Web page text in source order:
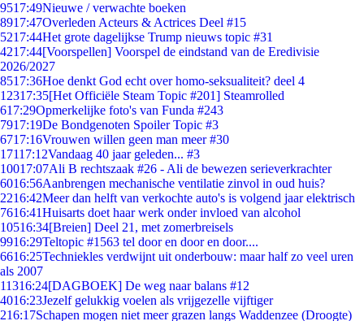
9517:49Nieuwe / verwachte boeken
8917:47Overleden Acteurs & Actrices Deel #15
5217:44Het grote dagelijkse Trump nieuws topic #31
4217:44[Voorspellen] Voorspel de eindstand van de Eredivisie
2026/2027
8517:36Hoe denkt God echt over homo-seksualiteit? deel 4
12317:35[Het Officiële Steam Topic #201] Steamrolled
617:29Opmerkelijke foto's van Funda #243
7917:19De Bondgenoten Spoiler Topic #3
6717:16Vrouwen willen geen man meer #30
17117:12Vandaag 40 jaar geleden... #3
10017:07Ali B rechtszaak #26 - Ali de bewezen serieverkrachter
6016:56Aanbrengen mechanische ventilatie zinvol in oud huis?
2216:42Meer dan helft van verkochte auto's is volgend jaar elektrisch
7616:41Huisarts doet haar werk onder invloed van alcohol
10516:34[Breien] Deel 21, met zomerbreisels
9916:29Teltopic #1563 tel door en door en door....
6616:25Techniekles verdwijnt uit onderbouw: maar half zo veel uren
als 2007
11316:24[DAGBOEK] De weg naar balans #12
4016:23Jezelf gelukkig voelen als vrijgezelle vijftiger
216:17Schapen mogen niet meer grazen langs Waddenzee (Droogte)